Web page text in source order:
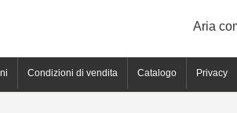
Aria
Condizioni di vendita Catalogo Privacy